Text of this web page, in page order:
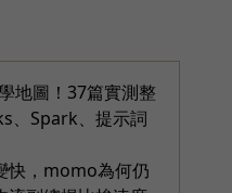
地圖！37篇實測整
、Spark、提示詞
快，momo為何仍